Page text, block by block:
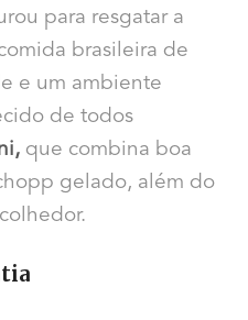
para resgatar a
brasileira de
e um ambiente
de todos
que combina boa
gelado, além do